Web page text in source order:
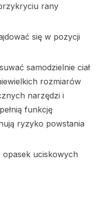
rany
się w pozycji
samodzielnie ciał
rozmiarów
narzędzi i
funkcję
ryzyko powstania
opasek uciskowych